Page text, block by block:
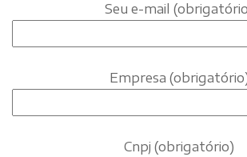
Seu e-mail
Empresa
Cnpj (obrigatório)